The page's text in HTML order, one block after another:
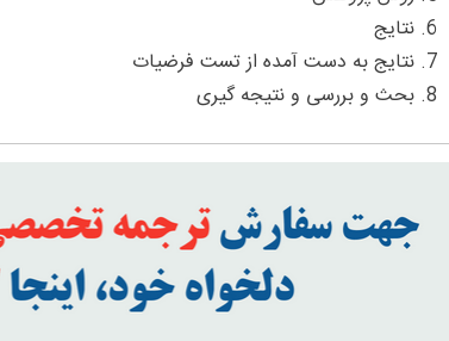
8. بحث و بررسی و نتیجه گیری